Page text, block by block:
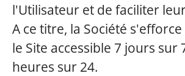
l'Utilisateur et de faciliter
A ce titre, la Société
le Site accessible 7 jours sur
heures sur 24.